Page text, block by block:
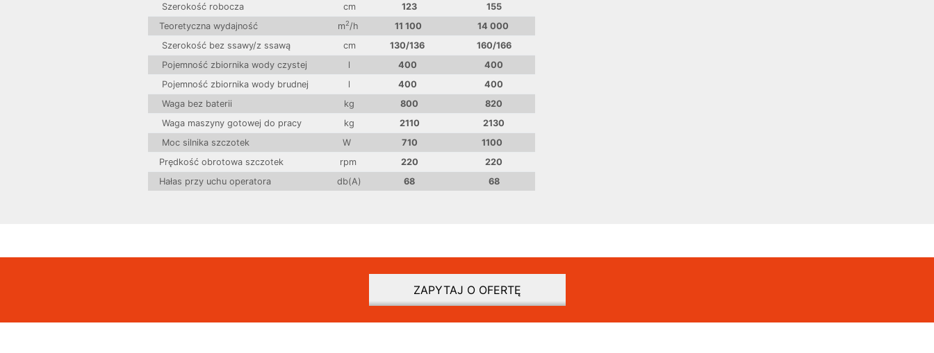
Szerokość robocza cm 123
155
Teoretyczna wydajność
m2/h 11 100
14 000
Szerokość bez ssawy/z ssawą
cm 130/136
160/166
Pojemność zbiornika wody czystej
l 400
400
Pojemność zbiornika wody brudnej
l 400
400
Waga bez baterii
kg 800
820
Waga maszyny gotowej do pracy
kg 2110
2130
Moc silnika szczotek
W 710
1100
Prędkość obrotowa szczotek
rpm 220
220
Hałas przy uchu operatora
db(A) 68 68
ZAPYTAJ O OFERTĘ